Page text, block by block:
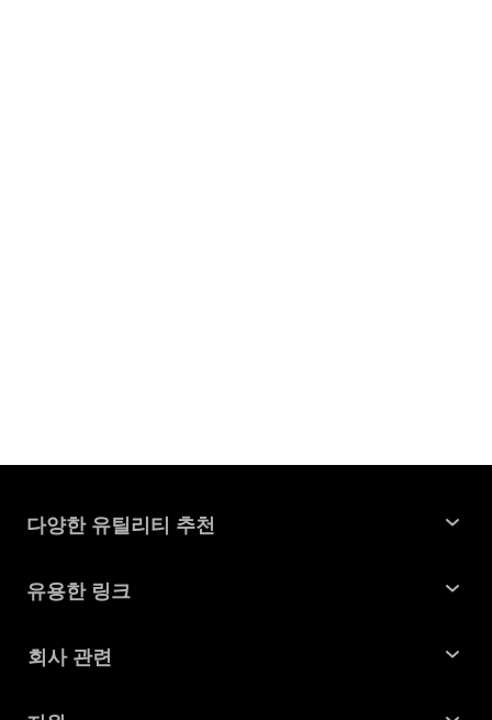
다양한 유틸리티 추천
윈도우 데이터 복구
파티션 관리 도구
중복 파일 찾기 및 제거
유용한 링크
꿀팁 모음
회사 관련
회사소개